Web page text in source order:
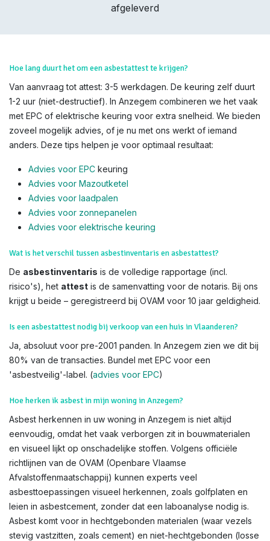
afgeleverd
Hoe lang duurt het om een asbestattest te krijgen?
Van aanvraag tot attest: 3-5 werkdagen. De keuring zelf duurt
1-2 uur (niet-destructief). In Anzegem combineren we het vaak
met EPC of elektrische keuring voor extra snelheid. We bieden
zoveel mogelijk advies, of je nu met ons werkt of iemand
anders. Deze tips helpen je voor optimaal resultaat:
Advies voor EPC keuring
Advies voor Mazoutketel
Advies voor laadpalen
Advies voor zonnepanelen
Advies voor elektrische keuring
Wat is het verschil tussen asbestinventaris en asbestattest?
De asbestinventaris is de volledige rapportage (incl.
risico's), het attest is de samenvatting voor de notaris. Bij ons
krijgt u beide – geregistreerd bij OVAM voor 10 jaar geldigheid.
Is een asbestattest nodig bij verkoop van een huis in Vlaanderen?
Ja, absoluut voor pre-2001 panden. In Anzegem zien we dit bij
80% van de transacties. Bundel met EPC voor een
'asbestveilig'-label. (advies voor EPC)
Hoe herken ik asbest in mijn woning in Anzegem?
Asbest herkennen in uw woning in Anzegem is niet altijd
eenvoudig, omdat het vaak verborgen zit in bouwmaterialen
en visueel lijkt op onschadelijke stoffen. Volgens officiële
richtlijnen van de OVAM (Openbare Vlaamse
Afvalstoffenmaatschappij) kunnen experts veel
asbesttoepassingen visueel herkennen, zoals golfplaten en
leien in asbestcement, zonder dat een laboanalyse nodig is.
Asbest komt voor in hechtgebonden materialen (waar vezels
stevig vastzitten, zoals cement) en niet-hechtgebonden (losse